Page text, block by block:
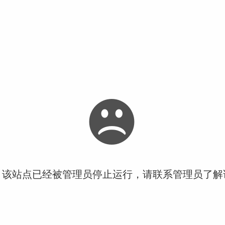
站点已经被管理员停止运行，请联系管理员了